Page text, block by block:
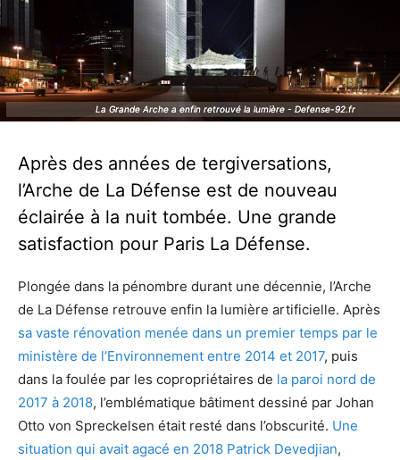
La Grande Arche a enfin retrouvé la lumière - Defense-92.fr
La Grande Arche a enfin retrouvé la lumière - Defense-92.fr
Après des années de tergiversations,
l’Arche de La Défense est de nouveau
éclairée à la nuit tombée. Une grande
satisfaction pour Paris La Défense.
Plongée dans la pénombre durant une décennie, l’Arche
de La Défense retrouve enfin la lumière artificielle. Après
sa vaste rénovation menée dans un premier temps par le
ministère de l’Environnement entre 2014 et 2017, puis
dans la foulée par les copropriétaires de la paroi nord de
2017 à 2018, l’emblématique bâtiment dessiné par Johan
Otto von Spreckelsen était resté dans l’obscurité. Une
situation qui avait agacé en 2018 Patrick Devedjian,